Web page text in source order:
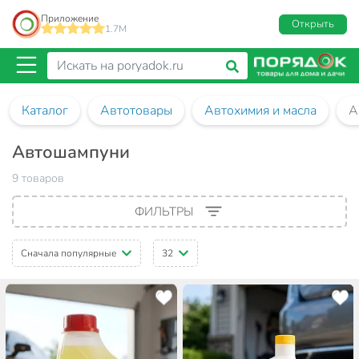
Приложение
1.7M
Открыть
Каталог Автотовары Автохимия и масла
Автошампуни
9 товаров
ФИЛЬТРЫ
Сначала популярные 32